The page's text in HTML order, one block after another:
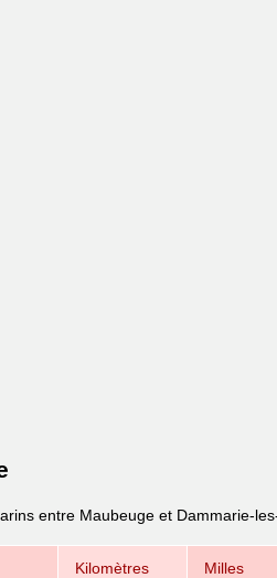
entre Maubeuge et Dammarie-
Kilomètres Milles